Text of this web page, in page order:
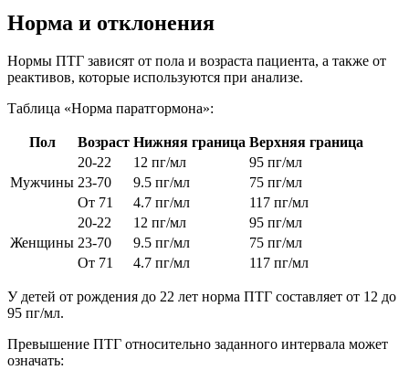
Норма и отклонения
Нормы ПТГ зависят от пола и возраста пациента, а также от
реактивов, которые используются при анализе.
Таблица «Норма паратгормона»:
Пол Возраст Нижняя граница Верхняя граница
Мужчины
20-22 12 пг/мл
95 пг/мл
23-70
9.5 пг/мл
75 пг/мл
От 71
4.7 пг/мл 117 пг/мл
Женщины
20-22 12 пг/мл
95 пг/мл
23-70
9.5 пг/мл
75 пг/мл
От 71
4.7 пг/мл 117 пг/мл
У детей от рождения до 22 лет норма ПТГ составляет от 12 до
95 пг/мл.
Превышение ПТГ относительно заданного интервала может
означать: